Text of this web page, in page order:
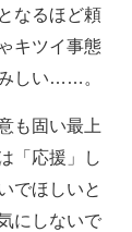
なるほど頼
キツイ事態
しい……。
も固い最上
「応援」し
でほしいと
にしないで